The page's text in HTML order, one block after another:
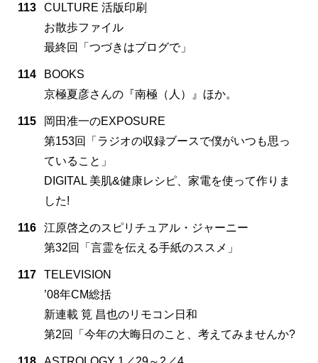
113
CULTURE 活版印刷
お散歩ファイル
最終回「つづきはブログで」
114
BOOKS
京極夏彦さんの『南極（人）』ほか。
115
岡田准一のEXPOSURE
第153回「ラジオの収録ブースで僕がいつも思っ
ていること」
DIGITAL 美肌&健康レシピ、家電を使って作りま
した!
116
江原啓之のスピリチュアル・ジャーニー
第32回「言霊を伝える手紙のススメ」
117
TELEVISION
’08年CM総括
新連載 筧 昌也のリモコン日和
第2回「今年の大晦日のこと、考えてみませんか?